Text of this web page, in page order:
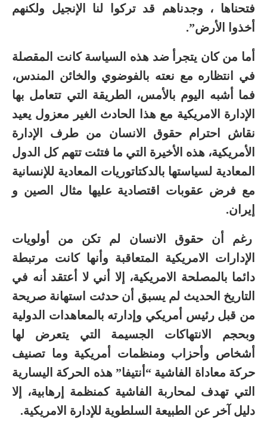
فتحناها ، وجدناهم قد تركوا لنا الإنجيل ولكنهم
أخذوا الأرض”.
أما من كان يتجرأ ضد هذه السياسة كانت المقصلة
في انتظاره مع نعته بالفوضوي والخائن المندس،
فما أشبه اليوم بالأمس، الطريقة التي تتعامل بها
الإدارة الامريكية مع هذا الحادث الغير معزول يعيد
نقاش احترام حقوق الانسان من طرف الإدارة
الأمريكية، هذه الأخيرة التي ما فتئت تتهم كل الدول
المعادية لسياستها بالدكتاتوريات المعادية للإنسانية
مع فرض عقوبات اقتصادية عليها مثال الصين و
إيران.
رغم أن حقوق الانسان لم تكن من أولويات
الإدارات الامريكية المتعاقبة وأنها كانت مرتبطة
دائما بالمصلحة الامريكية، إلا أني لا أعتقد أنه في
التاريخ الحديث لم يسبق أن حدثت استهانة صريحة
من قبل رئيس أمريكي وإدارته بالمعاهدات الدولية
وبحجم الانتهاكات الجسيمة التي يتعرض لها
أشخاص وأحزاب ومنظمات أمريكية وما تصنيف
حركة معاداة الفاشية “أنتيفا” هذه الحركة اليسارية
التي تهدف لمحاربة الفاشية كمنظمة إرهابية، إلا
دليل آخر عن الطبيعة السلطوية للإدارة الامريكية.